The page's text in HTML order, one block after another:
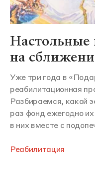
Настольные
на
Уже три года в
реабилитационная
Разбираемся, какой
раз фонд ежегодно
в них вместе с
Реабилитация